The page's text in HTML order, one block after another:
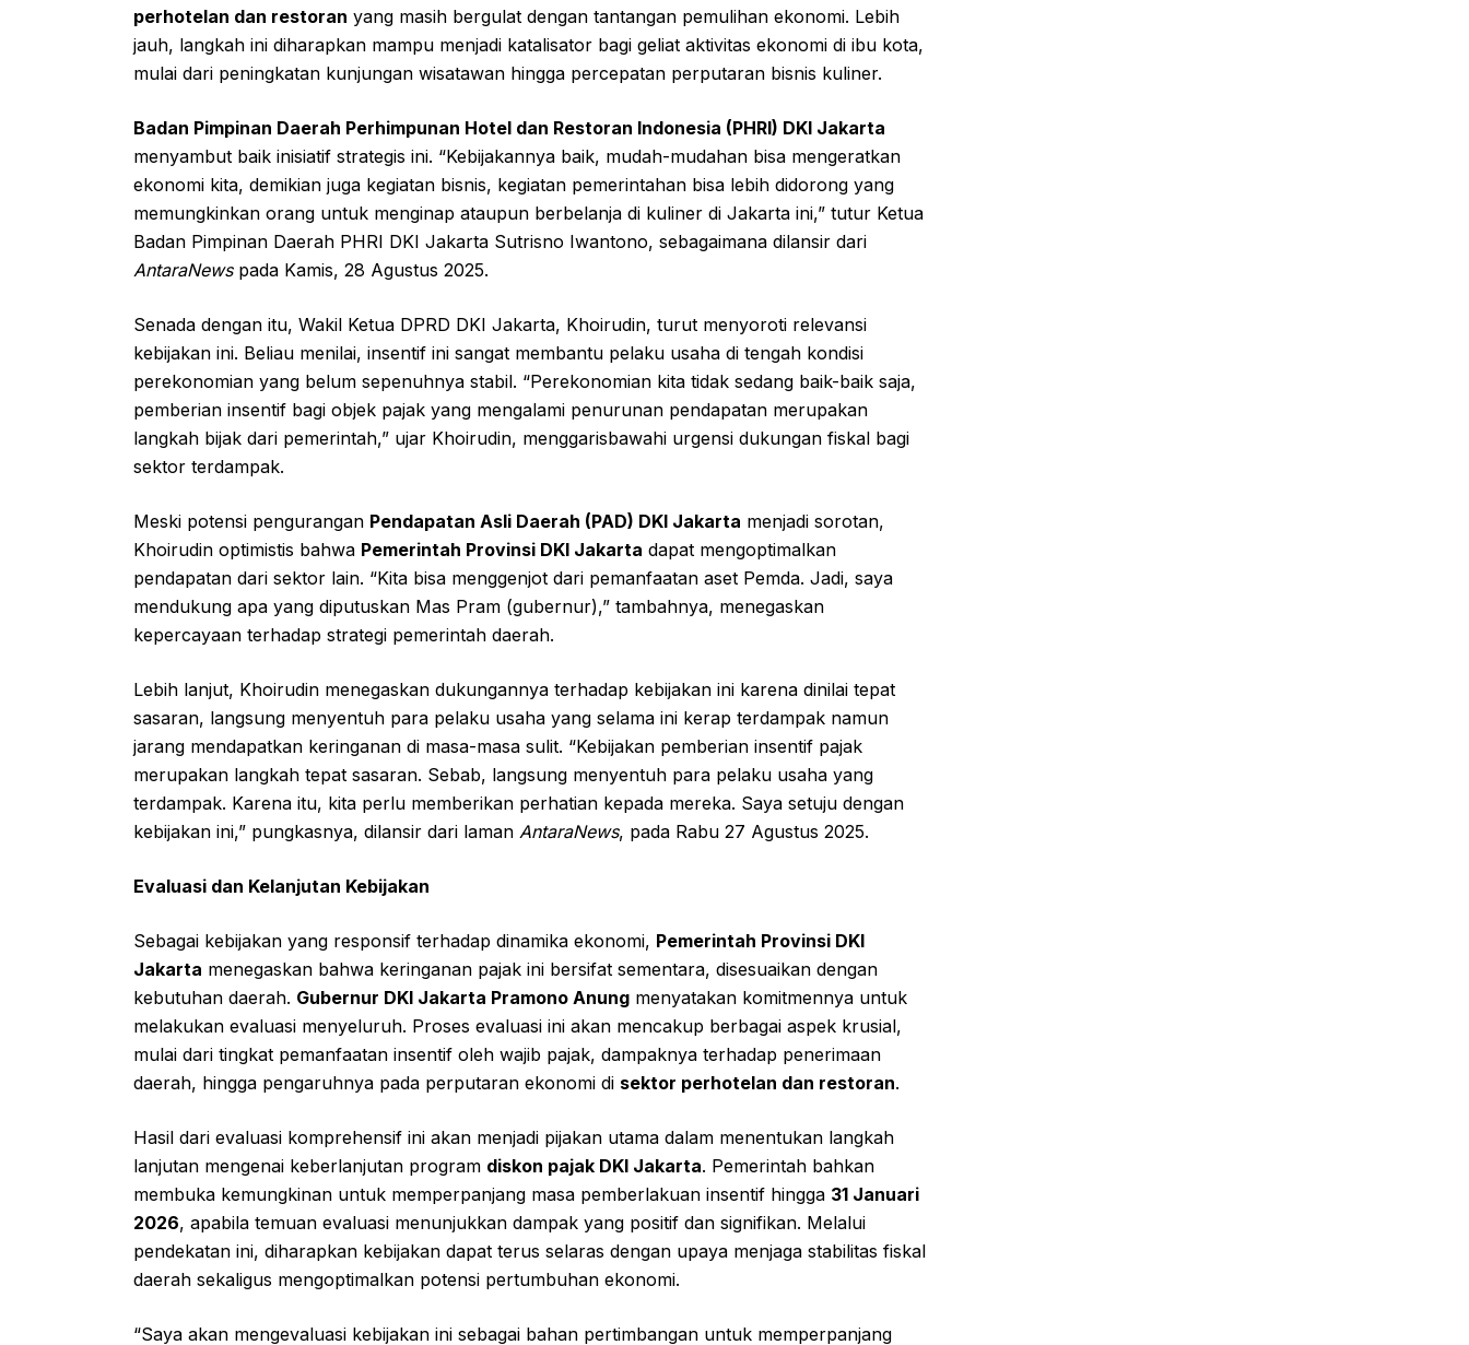
perhotelan dan restoran yang masih bergulat dengan tantangan pemulihan ekonomi. Lebih
jauh, langkah ini diharapkan mampu menjadi katalisator bagi geliat aktivitas ekonomi di ibu kota,
mulai dari peningkatan kunjungan wisatawan hingga percepatan perputaran bisnis kuliner.
Badan Pimpinan Daerah Perhimpunan Hotel dan Restoran Indonesia (PHRI) DKI Jakarta
menyambut baik inisiatif strategis ini. “Kebijakannya baik, mudah-mudahan bisa mengeratkan
ekonomi kita, demikian juga kegiatan bisnis, kegiatan pemerintahan bisa lebih didorong yang
memungkinkan orang untuk menginap ataupun berbelanja di kuliner di Jakarta ini,” tutur Ketua
Badan Pimpinan Daerah PHRI DKI Jakarta Sutrisno Iwantono, sebagaimana dilansir dari
AntaraNewspada Kamis, 28 Agustus 2025.
Senada dengan itu, Wakil Ketua DPRD DKI Jakarta, Khoirudin, turut menyoroti relevansi
kebijakan ini. Beliau menilai, insentif ini sangat membantu pelaku usaha di tengah kondisi
perekonomian yang belum sepenuhnya stabil. “Perekonomian kita tidak sedang baik-baik saja,
pemberian insentif bagi objek pajak yang mengalami penurunan pendapatan merupakan
langkah bijak dari pemerintah,” ujar Khoirudin, menggarisbawahi urgensi dukungan fiskal bagi
sektor terdampak.
Meski potensi pengurangan Pendapatan Asli Daerah (PAD) DKI Jakarta menjadi sorotan,
Khoirudin optimistis bahwa Pemerintah Provinsi DKI Jakarta dapat mengoptimalkan
pendapatan dari sektor lain. “Kita bisa menggenjot dari pemanfaatan aset Pemda. Jadi, saya
mendukung apa yang diputuskan Mas Pram (gubernur),” tambahnya, menegaskan
kepercayaan terhadap strategi pemerintah daerah.
Lebih lanjut, Khoirudin menegaskan dukungannya terhadap kebijakan ini karena dinilai tepat
sasaran, langsung menyentuh para pelaku usaha yang selama ini kerap terdampak namun
jarang mendapatkan keringanan di masa-masa sulit. “Kebijakan pemberian insentif pajak
merupakan langkah tepat sasaran. Sebab, langsung menyentuh para pelaku usaha yang
terdampak. Karena itu, kita perlu memberikan perhatian kepada mereka. Saya setuju dengan
kebijakan ini,” pungkasnya, dilansir dari laman AntaraNews, pada Rabu 27 Agustus 2025.
Evaluasi dan Kelanjutan Kebijakan
Sebagai kebijakan yang responsif terhadap dinamika ekonomi, Pemerintah Provinsi DKI
Jakarta menegaskan bahwa keringanan pajak ini bersifat sementara, disesuaikan dengan
kebutuhan daerah. Gubernur DKI Jakarta Pramono Anung menyatakan komitmennya untuk
melakukan evaluasi menyeluruh. Proses evaluasi ini akan mencakup berbagai aspek krusial,
mulai dari tingkat pemanfaatan insentif oleh wajib pajak, dampaknya terhadap penerimaan
daerah, hingga pengaruhnya pada perputaran ekonomi di sektor perhotelan dan restoran.
Hasil dari evaluasi komprehensif ini akan menjadi pijakan utama dalam menentukan langkah
lanjutan mengenai keberlanjutan program diskon pajak DKI Jakarta. Pemerintah bahkan
membuka kemungkinan untuk memperpanjang masa pemberlakuan insentif hingga 31 Januari
2026, apabila temuan evaluasi menunjukkan dampak yang positif dan signifikan. Melalui
pendekatan ini, diharapkan kebijakan dapat terus selaras dengan upaya menjaga stabilitas fiskal
daerah sekaligus mengoptimalkan potensi pertumbuhan ekonomi.
“Saya akan mengevaluasi kebijakan ini sebagai bahan pertimbangan untuk memperpanjang